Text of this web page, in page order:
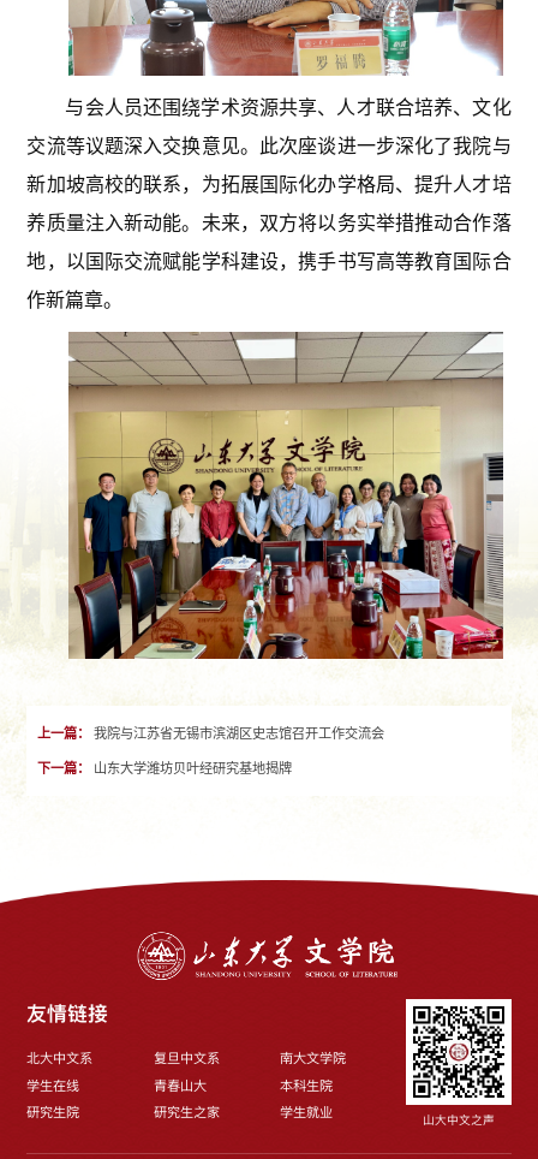
与会人员还围绕学术资源共享、人才联合培养、文化
交流等议题深入交换意见。此次座谈进一步深化了我院与
新加坡高校的联系，为拓展国际化办学格局、提升人才培
养质量注入新动能。未来，双方将以务实举措推动合作落
地，以国际交流赋能学科建设，携手书写高等教育国际合
作新篇章。
上一篇： 我院与江苏省无锡市滨湖区史志馆召开工作交流会
下一篇： 山东大学潍坊贝叶经研究基地揭牌
友情链接
北大中文系 复旦中文系
南大文学院
学生在线
青春山大
本科生院
研究生院
研究生之家 学生就业 山大中文之声